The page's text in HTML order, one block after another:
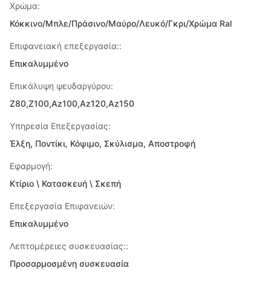
Χρώμα:
Κόκκινο/Μπλε/Πράσινο/Μαύρο/Λευκό/Γκρι/Χρώμα Ral
Επιφανειακή επεξεργασία::
Επικαλυμμένο
Επικάλυψη ψευδαργύρου:
Z80,Z100,Az100,Az120,Az150
Υπηρεσία Επεξεργασίας:
Έλξη, Ποντίκι, Κόψιμο, Σκύλισμα, Αποστροφή
Εφαρμογή:
Κτίριο \ Κατασκευή \ Σκεπή
Επεξεργασία Επιφανειών:
Επικαλυμμένο
Λεπτομέρειες συσκευασίας::
Προσαρμοσμένη συσκευασία